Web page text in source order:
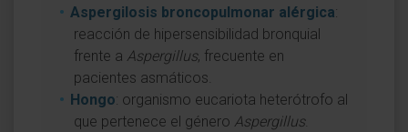
Aspergilosis broncopulmonar alérgica:
reacción de hipersensibilidad bronquial
frente a Aspergillus, frecuente en
pacientes asmáticos.
Hongo: organismo eucariota heterótrofo al
que pertenece el género Aspergillus.